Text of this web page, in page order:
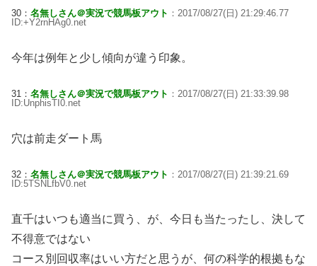
30： 名無しさん＠実況で競馬板アウト ：2017/08/27(日) 21:29:46.77
ID:+Y2rnHAg0.net
今年は例年と少し傾向が違う印象。
31： 名無しさん＠実況で競馬板アウト ：2017/08/27(日) 21:33:39.98
ID:UnphisTI0.net
穴は前走ダート馬
32： 名無しさん＠実況で競馬板アウト ：2017/08/27(日) 21:39:21.69
ID:5TSNLfbV0.net
直千はいつも適当に買う、が、今日も当たったし、決して
不得意ではない
コース別回収率はいい方だと思うが、何の科学的根拠もな